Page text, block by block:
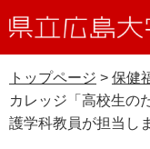
ー
ジ
先
頭
ニ
ュ
を
飛
立
大
学
受験生の皆さま
在学生の皆さま
大学概要
学部・大学院・専攻
トップページ > 保健
カレッジ「高校生の
護学科教員が担当し